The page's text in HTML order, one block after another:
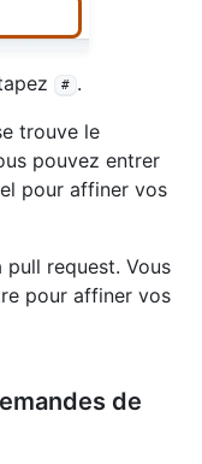
# .
trouve le
pouvez entrer
pour affiner vos
request. Vous
pour affiner vos
de